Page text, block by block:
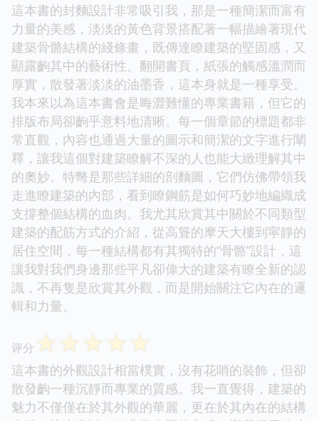
這本書的封麵設計非常吸引我，那是一種簡潔而富有
力量的美感，淡淡的黃色背景搭配著一幅描繪著現代
建築骨骼結構的綫條畫，既傳達瞭建築的堅固感，又
顯露齣其中的藝術性。翻開書頁，紙張的觸感溫潤而
厚實，散發著淡淡的油墨香，這本身就是一種享受。
我本來以為這本書會是晦澀難懂的專業書籍，但它的
排版布局卻齣乎意料地清晰。每一個章節的標題都非
常直觀，內容也通過大量的圖示和簡潔的文字進行闡
釋，讓我這個對建築瞭解不深的人也能大緻理解其中
的奧妙。特彆是那些詳細的剖麵圖，它們仿佛帶領我
走進瞭建築的內部，看到瞭鋼筋是如何巧妙地編織成
支撐整個結構的血肉。我尤其欣賞其中關於不同類型
建築的配筋方式的介紹，從高聳的摩天大樓到寜靜的
居住空間，每一種結構都有其獨特的“骨骼”設計，這
讓我對我們身邊那些平凡卻偉大的建築有瞭全新的認
識，不再隻是欣賞其外觀，而是開始關注它內在的邏
輯和力量。
评分 ☆☆☆☆☆
這本書的外觀設計相當樸實，沒有花哨的裝飾，但卻
散發齣一種沉靜而專業的質感。我一直覺得，建築的
魅力不僅僅在於其外觀的華麗，更在於其內在的結構